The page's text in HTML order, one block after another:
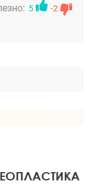
взгляд
5 -2